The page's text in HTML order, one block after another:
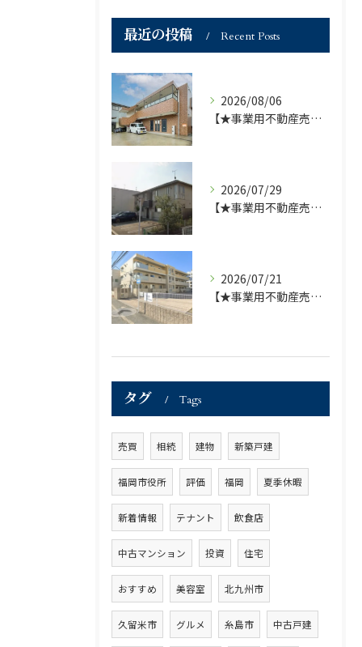
最近の投稿 Recent Posts
2026/08/06
【★事業用不動産売買仲介専門部署より★】福岡市の不動産｜株式会社ランドマーク●1棟収益物件・価格が下がりました！！●
2026/07/29
【★事業用不動産売買仲介専門部署より★】福岡市の不動産｜株式会社ランドマーク ●収益物件 「D-roomアネシス」価格改定のお知らせ●
2026/07/21
【★事業用不動産売買仲介専門部署より★】福岡市の不動産｜株式会社ランドマーク ●収益物件「D-room笹丘」●
タグ Tags
売買 相続 建物 新築戸建
福岡市役所 評価 福岡 夏季休暇
新着情報 テナント 飲食店
中古マンション 投資 住宅
おすすめ 美容室 北九州市
久留米市 グルメ 糸島市 中古戸建